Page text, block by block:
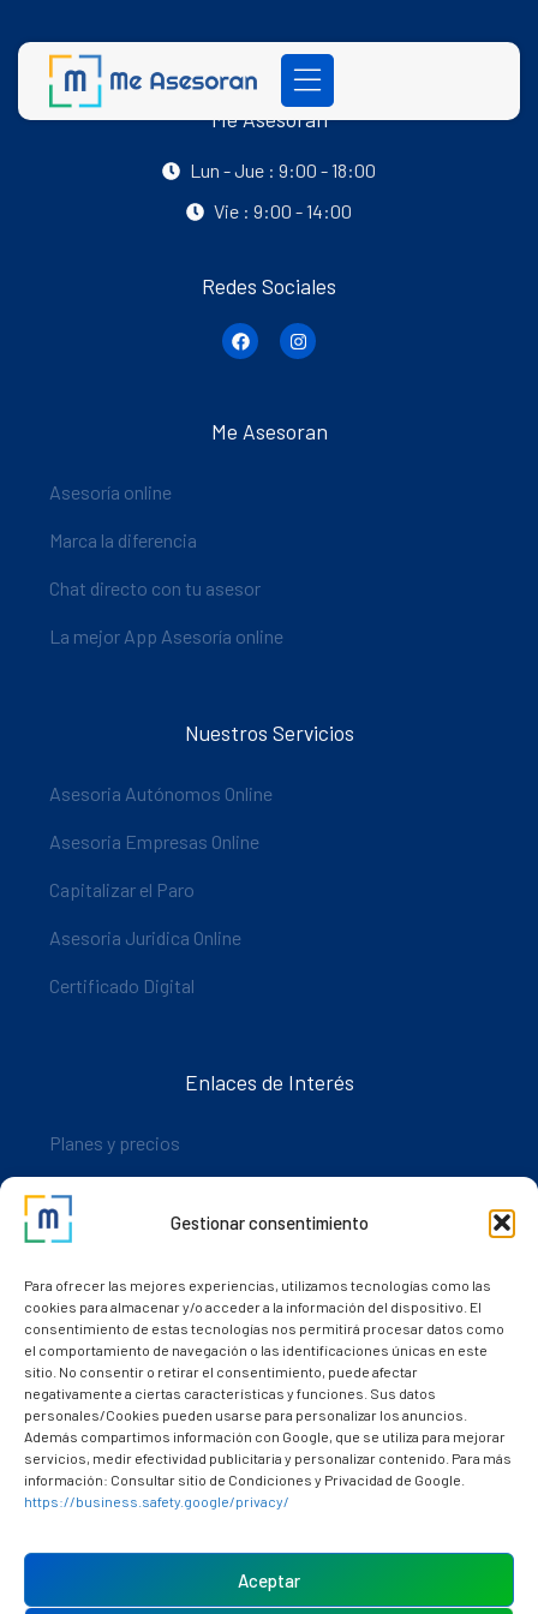
Gestionar consentimiento
Para ofrecer las mejores experiencias, utilizamos tecnologías como las
cookies para almacenar y/o acceder a la información del dispositivo. El
consentimiento de estas tecnologías nos permitirá procesar datos como
el comportamiento de navegación o las identificaciones únicas en este
sitio. No consentir o retirar el consentimiento, puede afectar
negativamente a ciertas características y funciones. Sus datos
personales/Cookies pueden usarse para personalizar los anuncios.
Además compartimos información con Google, que se utiliza para mejorar
servicios, medir efectividad publicitaria y personalizar contenido. Para más
información: Consultar sitio de Condiciones y Privacidad de Google.
https://business.safety.google/privacy/
Aceptar
Me Asesoran
Lun - Jue : 9:00 - 18:00
Vie : 9:00 - 14:00
Redes Sociales
Me Asesoran
Asesoría online
Marca la diferencia
Chat directo con tu asesor
La mejor App Asesoría online
Nuestros Servicios
Asesoria Autónomos Online
Asesoria Empresas Online
Capitalizar el Paro
Asesoria Juridica Online
Certificado Digital
Enlaces de Interés
Planes y precios
Descarga nuestra app
Nuestros clientes
Dudas y consultas
Política de cookies (UE)